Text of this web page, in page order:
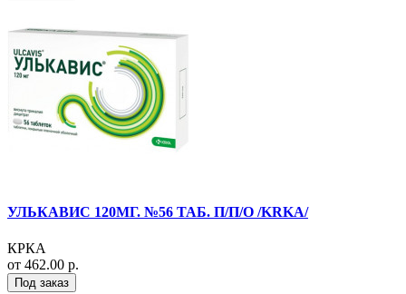
УЛЬКАВИС 120МГ. №56 ТАБ. П/П/О /KRKA/
КРКА
от 462.00 р.
Под заказ